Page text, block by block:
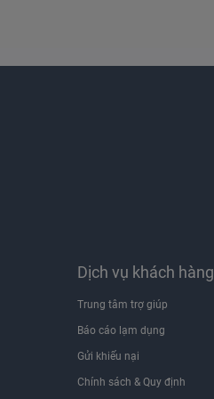
Dịch vụ khách hàng
Trung tâm trợ giúp
Báo cáo lạm dụng
Gửi khiếu nại
Chính sách & Quy định